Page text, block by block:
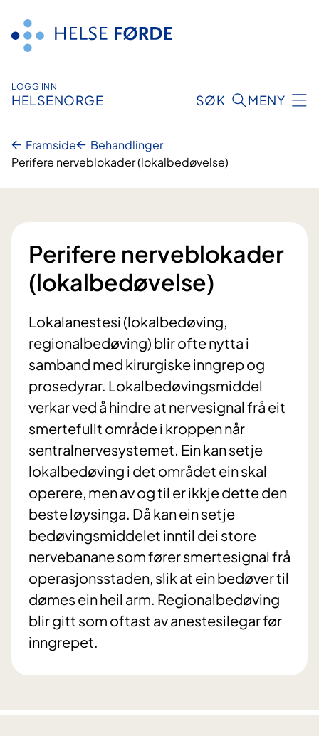
innhald
LOGG INN
HELSENORGE SØK MENY
Framside
Behandlinger
Perifere nerveblokader (lokalbedøvelse)
Perifere nerveblokader
(lokalbedøvelse)
Lokalanestesi (lokalbedøving,
regionalbedøving) blir ofte nytta i
samband med kirurgiske inngrep og
prosedyrar. Lokalbedøvingsmiddel
verkar ved å hindre at nervesignal frå eit
smertefullt område i kroppen når
sentralnervesystemet. Ein kan setje
lokalbedøving i det området ein skal
operere, men av og til er ikkje dette den
beste løysinga. Då kan ein setje
bedøvingsmiddelet inntil dei store
nervebanane som fører smertesignal frå
operasjonsstaden, slik at ein bedøver til
dømes ein heil arm. Regionalbedøving
blir gitt som oftast av anestesilegar før
inngrepet.